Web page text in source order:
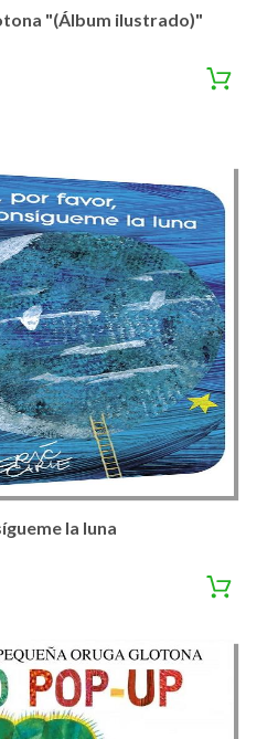
"(Álbum ilustrado)"
la luna